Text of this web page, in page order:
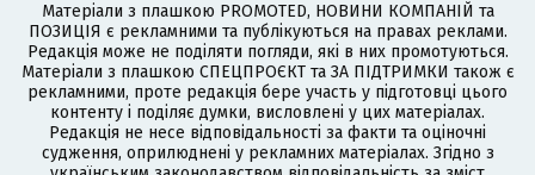
Матеріали з плашкою PROMOTED, НОВИНИ КОМПАНІЙ та
ПОЗИЦІЯ є рекламними та публікуються на правах реклами.
Редакція може не поділяти погляди, які в них промотуються.
Матеріали з плашкою СПЕЦПРОЄКТ та ЗА ПІДТРИМКИ також є
рекламними, проте редакція бере участь у підготовці цього
контенту і поділяє думки, висловлені у цих матеріалах.
Редакція не несе відповідальності за факти та оціночні
судження, оприлюднені у рекламних матеріалах. Згідно з